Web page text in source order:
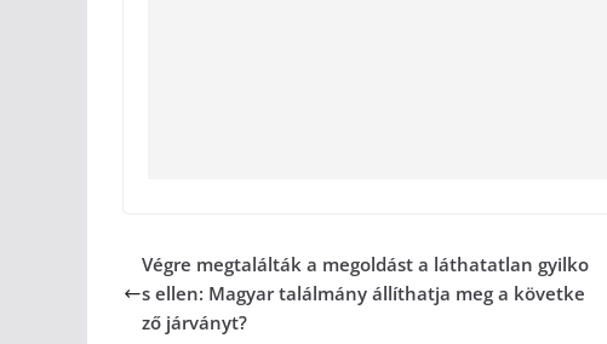
Végre megtalálták a megoldást a láthatatlan gyilko
s ellen: Magyar találmány állíthatja meg a követke
ző járványt?